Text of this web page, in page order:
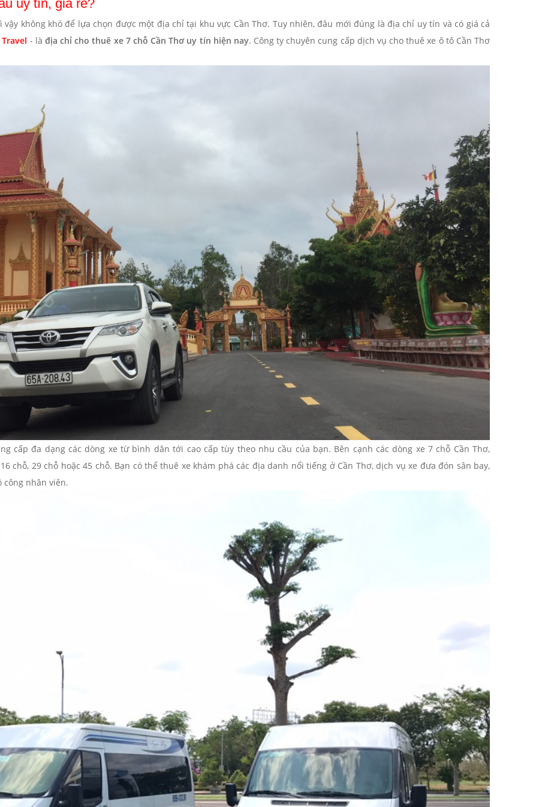
uy tín, giá rẻ?
không khó để lựa chọn được một địa chỉ tại khu vực Cần Thơ. Tuy nhiên, đâu mới đúng là địa chỉ uy tín và có giá cả
- là địa chỉ cho thuê xe 7 chỗ Cần Thơ uy tín hiện nay. Công ty chuyên cung cấp dịch vụ cho thuê xe ô tô Cần Thơ
cấp đa dạng các dòng xe từ bình dân tới cao cấp tùy theo nhu cầu của bạn. Bên cạnh các dòng xe 7 chỗ Cần Thơ,
chỗ, 29 chỗ hoặc 45 chỗ. Bạn có thể thuê xe khám phá các địa danh nổi tiếng ở Cần Thơ, dịch vụ xe đưa đón sân bay,
công nhân viên.